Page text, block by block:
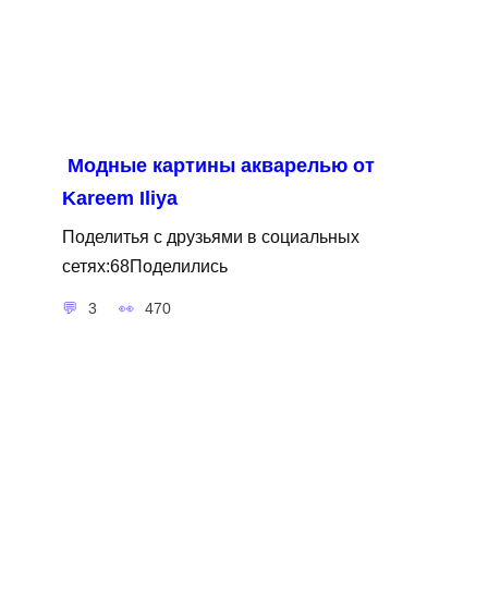
Модные картины акварелью от
Kareem Iliya
Поделитья с друзьями в социальных
сетях:68Поделились
3 470